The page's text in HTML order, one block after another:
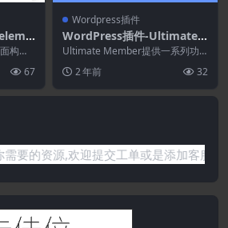
构建
建
67
Wordpress插件
WordPress插件-Ultimate
Member–User Photos 2.1.
5(Ultimate Member拓展)-
会员WordPress插件
Ultimate Member提供一系列功
能，包括用户配置文件、成员目
录、用户注...
2 年前 32
没有你需要的资源,欢迎提交工单或是